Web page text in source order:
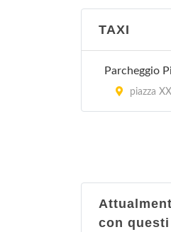
TAXI
Parcheggio
piazza
con